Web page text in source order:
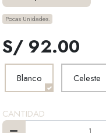
Pocas Unidades.
S/ 92.00
Blanco Celeste
CANTIDAD